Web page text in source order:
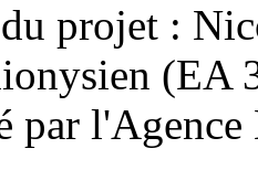
projet :
par l'Agence